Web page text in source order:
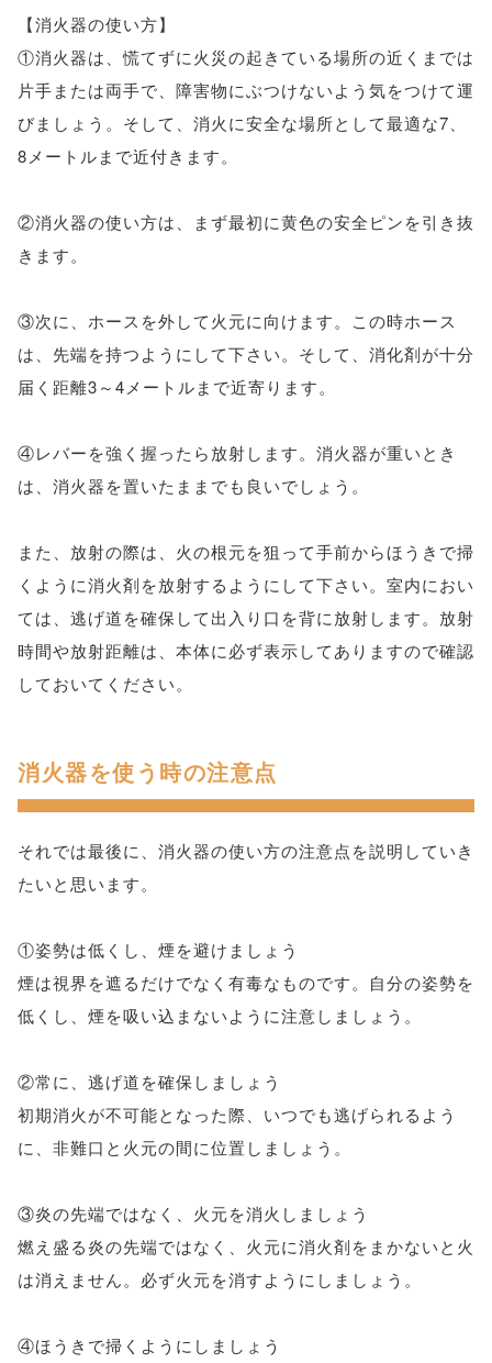
【消火器の使い方】
①消火器は、慌てずに火災の起きている場所の近くまでは
片手または両手で、障害物にぶつけないよう気をつけて運
びましょう。そして、消火に安全な場所として最適な7、
8メートルまで近付きます。
②消火器の使い方は、まず最初に黄色の安全ピンを引き抜
きます。
③次に、ホースを外して火元に向けます。この時ホース
は、先端を持つようにして下さい。そして、消化剤が十分
届く距離3～4メートルまで近寄ります。
④レバーを強く握ったら放射します。消火器が重いとき
は、消火器を置いたままでも良いでしょう。
また、放射の際は、火の根元を狙って手前からほうきで掃
くように消火剤を放射するようにして下さい。室内におい
ては、逃げ道を確保して出入り口を背に放射します。放射
時間や放射距離は、本体に必ず表示してありますので確認
しておいてください。
消火器を使う時の注意点
それでは最後に、消火器の使い方の注意点を説明していき
たいと思います。
①姿勢は低くし、煙を避けましょう
煙は視界を遮るだけでなく有毒なものです。自分の姿勢を
低くし、煙を吸い込まないように注意しましょう。
②常に、逃げ道を確保しましょう
初期消火が不可能となった際、いつでも逃げられるよう
に、非難口と火元の間に位置しましょう。
③炎の先端ではなく、火元を消火しましょう
燃え盛る炎の先端ではなく、火元に消火剤をまかないと火
は消えません。必ず火元を消すようにしましょう。
④ほうきで掃くようにしましょう